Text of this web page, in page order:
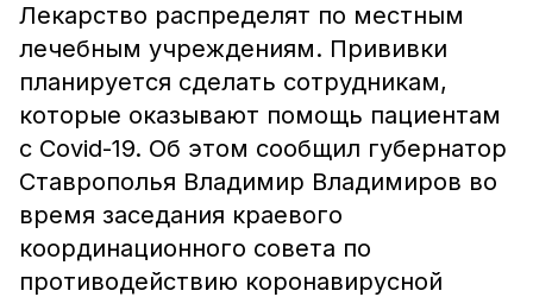
Лекарство распределят по местным
лечебным учреждениям. Прививки
планируется сделать сотрудникам,
которые оказывают помощь пациентам
с Covid-19. Об этом сообщил губернатор
Ставрополья Владимир Владимиров во
время заседания краевого
координационного совета по
противодействию коронавирусной